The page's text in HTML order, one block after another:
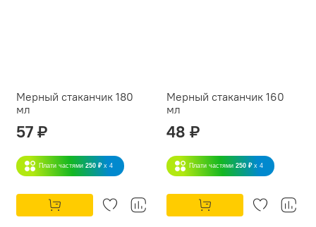
Мерный стаканчик 180
мл
57 ₽
Плати частями 250 ₽ x 4
Мерный стаканчик 160
мл
48 ₽
Плати частями 250 ₽ x 4